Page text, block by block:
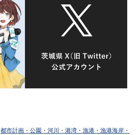
都市計画・公園・河川・港湾・漁港・漁港海岸・